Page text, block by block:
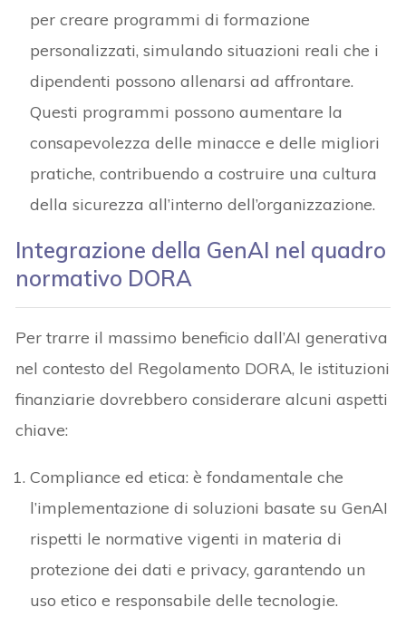
per creare programmi di formazione
personalizzati, simulando situazioni reali che i
dipendenti possono allenarsi ad affrontare.
Questi programmi possono aumentare la
consapevolezza delle minacce e delle migliori
pratiche, contribuendo a costruire una cultura
della sicurezza all’interno dell’organizzazione.
Integrazione della GenAI nel quadro
normativo DORA
Per trarre il massimo beneficio dall’AI generativa
nel contesto del Regolamento DORA, le istituzioni
finanziarie dovrebbero considerare alcuni aspetti
chiave:
Compliance ed etica: è fondamentale che
l’implementazione di soluzioni basate su GenAI
rispetti le normative vigenti in materia di
protezione dei dati e privacy, garantendo un
uso etico e responsabile delle tecnologie.